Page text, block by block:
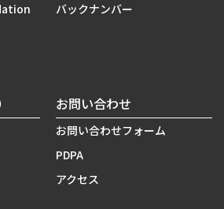
バックナンバー
お問い合わせ
お問い合わせフォーム
PDPA
アクセス